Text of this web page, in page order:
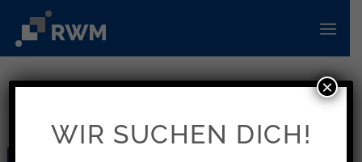
Inhalt
springen
KATEGORIE-ARCHIVE:INFORMATIONEN
WIR SUCHEN DICH!
×